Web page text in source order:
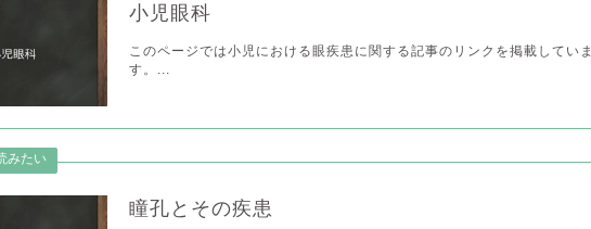
小児眼科
このページでは小児における眼疾患に関する記事のリンクを掲載していま
す。...
瞳孔とその疾患